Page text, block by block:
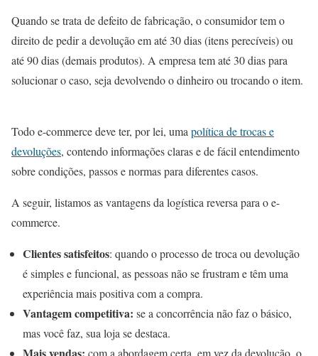
Quando se trata de defeito de fabricação, o consumidor tem o
direito de pedir a devolução em até 30 dias (itens perecíveis) ou
até 90 dias (demais produtos). A empresa tem até 30 dias para
solucionar o caso, seja devolvendo o dinheiro ou trocando o item.
Todo e-commerce deve ter, por lei, uma política de trocas e
devoluções, contendo informações claras e de fácil entendimento
sobre condições, passos e normas para diferentes casos.
A seguir, listamos as vantagens da logística reversa para o e-
commerce.
Clientes satisfeitos: quando o processo de troca ou devolução
é simples e funcional, as pessoas não se frustram e têm uma
experiência mais positiva com a compra.
Vantagem competitiva: se a concorrência não faz o básico,
mas você faz, sua loja se destaca.
Mais vendas: com a abordagem certa, em vez da devolução, o